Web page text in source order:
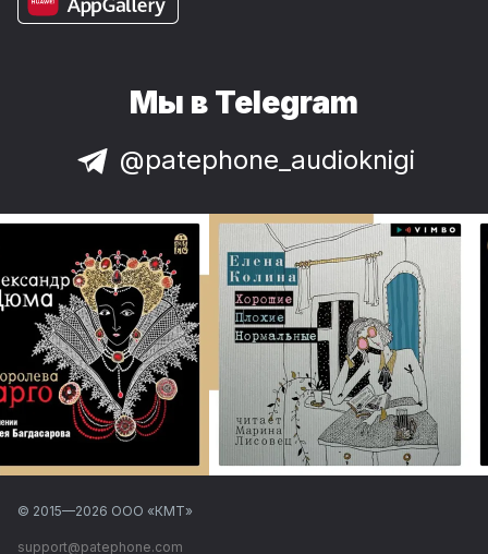
Мы в Telegram
@patephone_audioknigi
© 2015—2026 ООО «КМТ»
support@patephone.com